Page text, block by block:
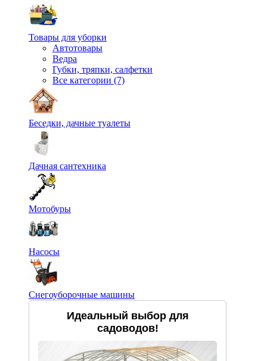
Товары для уборки
Автотовары
Ведра
Губки, тряпки, салфетки
Все категории (7)
Беседки, дачные туалеты
Дачная сантехника
Мотобуры
Насосы
Снегоуборочные машины
Идеальный выбор для
садоводов!